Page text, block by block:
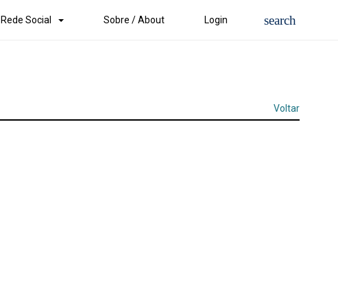
Rede Social Sobre / About Login
Voltar